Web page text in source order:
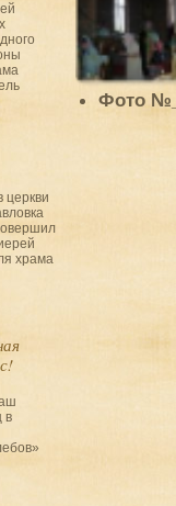
Фото
церкви
храма
в